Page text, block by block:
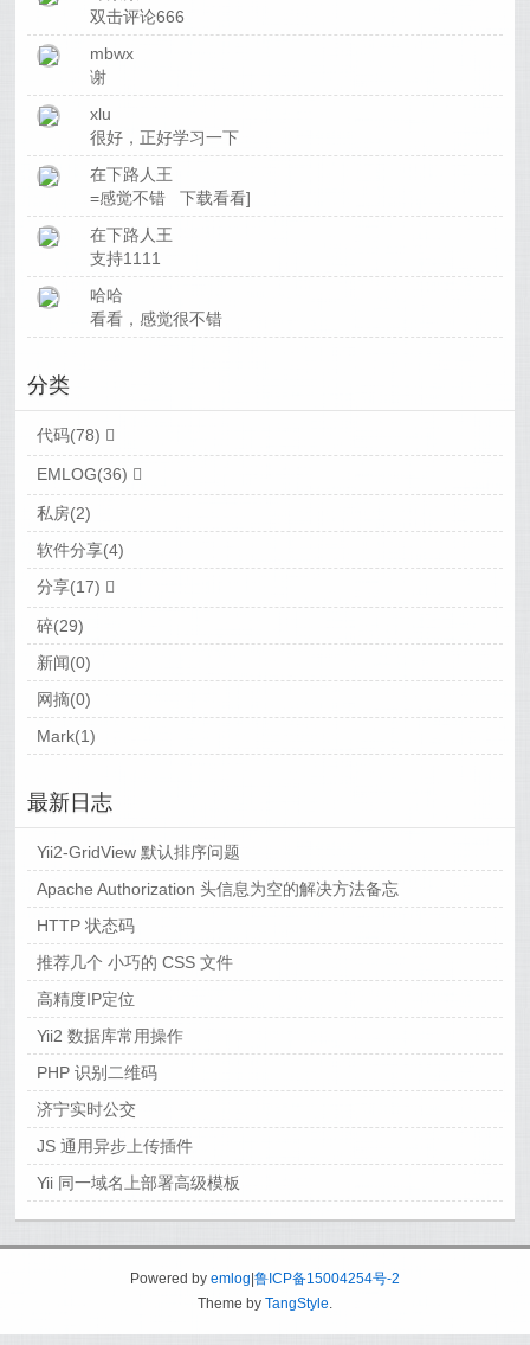
双击评论666
mbwx
谢
xlu
很好，正好学习一下
在下路人王
=感觉不错 下载看看]
在下路人王
支持1111
哈哈
看看，感觉很不错
分类
代码(78)
EMLOG(36)
私房(2)
软件分享(4)
分享(17)
碎(29)
新闻(0)
网摘(0)
Mark(1)
最新日志
Yii2-GridView 默认排序问题
Apache Authorization 头信息为空的解决方法备忘
HTTP 状态码
推荐几个 小巧的 CSS 文件
高精度IP定位
Yii2 数据库常用操作
PHP 识别二维码
济宁实时公交
JS 通用异步上传插件
Yii 同一域名上部署高级模板
Powered by emlog 鲁ICP备15004254号-2
Theme by TangStyle.